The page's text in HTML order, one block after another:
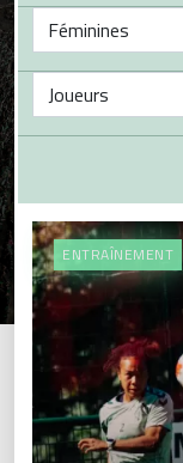
ENTRAÎNEMENT